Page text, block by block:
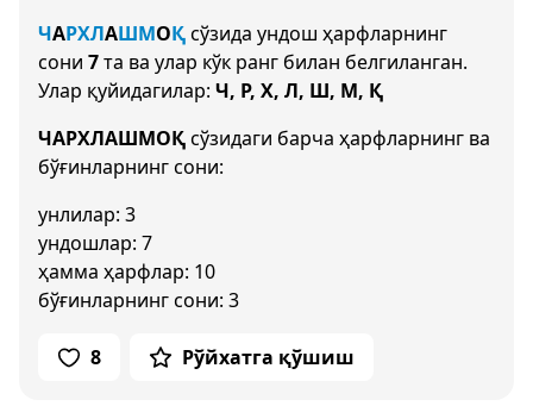
ЧАРХЛАШМОҚсўзида ундош ҳарфларнинг
сони 7та ва улар кўк ранг билан белгиланган.
Улар қуйидагилар: Ч, Р, Х, Л, Ш, М, Қ
ЧАРХЛАШМОҚсўзидаги барча ҳарфларнинг ва
бўғинларнинг сони:
унлилар: 3
ундошлар: 7
ҳамма ҳарфлар: 10
бўғинларнинг сони: 3
8 Рўйхатга қўшиш